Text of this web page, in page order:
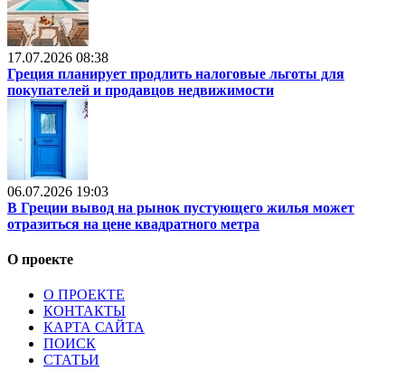
17.07.2026 08:38
Греция планирует продлить налоговые льготы для
покупателей и продавцов недвижимости
06.07.2026 19:03
В Греции вывод на рынок пустующего жилья может
отразиться на цене квадратного метра
О проекте
О ПРОЕКТЕ
КОНТАКТЫ
КАРТА САЙТА
ПОИСК
СТАТЬИ